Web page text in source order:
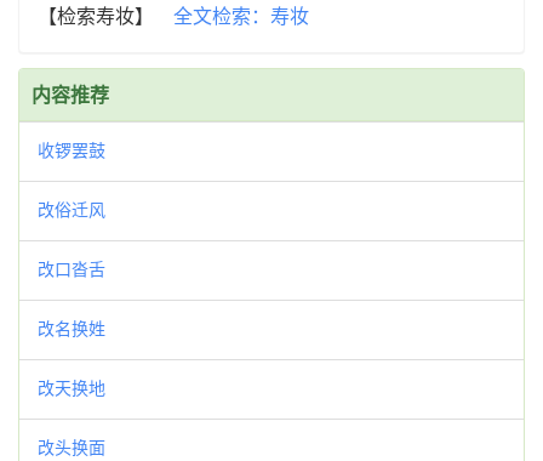
【检索寿妆】 全文检索：寿妆
内容推荐
收锣罢鼓
改俗迁风
改口沓舌
改名换姓
改天换地
改头换面